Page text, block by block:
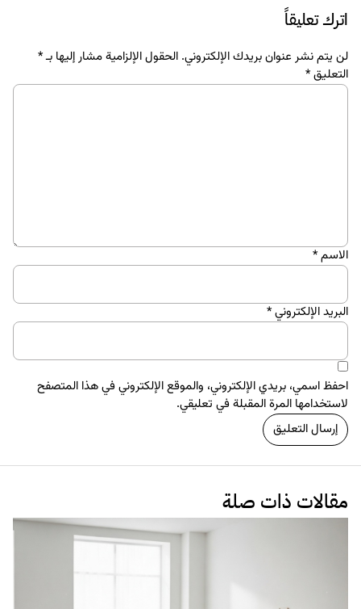
اترك تعليقاً
لن يتم نشر عنوان بريدك الإلكتروني. الحقول الإلزامية مشار إليها بـ*
التعليق*
الاسم*
البريد الإلكتروني*
احفظ اسمي، بريدي الإلكتروني، والموقع الإلكتروني في هذا المتصفح
لاستخدامها المرة المقبلة في تعليقي.
مقالات ذات صلة